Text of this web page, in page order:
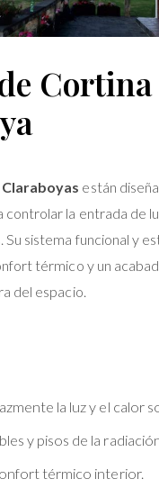
Cortina
están
controlar la entrada de
Su sistema funcional y
térmico y un
del espacio.
la luz y el calor
y pisos de la
térmico interior.